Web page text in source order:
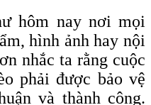
hôm nay nơi mọi
hình ảnh hay nội
nhắc ta rằng cuộc
phải được bảo vệ
và thành công.